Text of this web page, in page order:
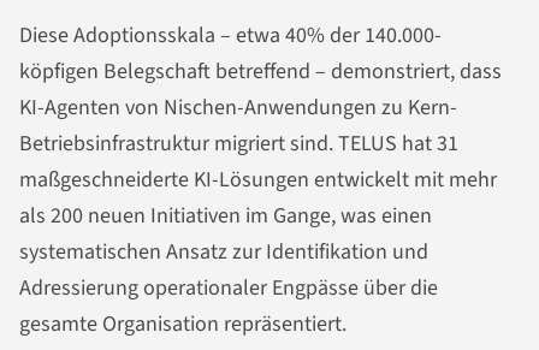
Diese Adoptionsskala – etwa 40% der 140.000-
köpfigen Belegschaft betreffend – demonstriert, dass
KI-Agenten von Nischen-Anwendungen zu Kern-
Betriebsinfrastruktur migriert sind. TELUS hat 31
maßgeschneiderte KI-Lösungen entwickelt mit mehr
als 200 neuen Initiativen im Gange, was einen
systematischen Ansatz zur Identifikation und
Adressierung operationaler Engpässe über die
gesamte Organisation repräsentiert.